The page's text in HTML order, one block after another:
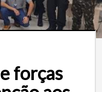
forças